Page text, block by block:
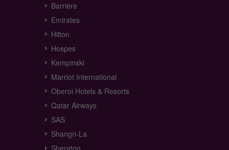
Barrière
Emirates
Hilton
Hospes
Kempinski
Marriot International
Oberoi Hotels & Resorts
Qatar Airways
SAS
Shangri-La
Sheraton